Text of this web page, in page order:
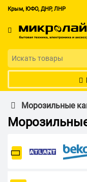
Крым, ЮФО, ДНР, ЛНР
Морозильные